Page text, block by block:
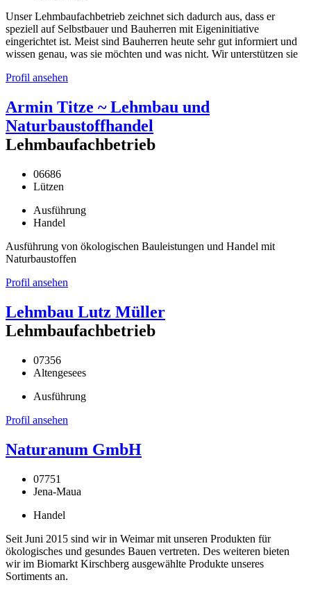
Unser Lehmbaufachbetrieb zeichnet sich dadurch aus, dass er
speziell auf Selbstbauer und Bauherren mit Eigeninitiative
eingerichtet ist. Meist sind Bauherren heute sehr gut informiert und
wissen genau, was sie möchten und was nicht. Wir unterstützen sie
Profil ansehen
Armin Titze ~ Lehmbau und
Naturbaustoffhandel
Lehmbaufachbetrieb
06686
Lützen
Ausführung
Handel
Ausführung von ökologischen Bauleistungen und Handel mit
Naturbaustoffen
Profil ansehen
Lehmbau Lutz Müller
Lehmbaufachbetrieb
07356
Altengesees
Ausführung
Profil ansehen
Naturanum GmbH
07751
Jena-Maua
Handel
Seit Juni 2015 sind wir in Weimar mit unseren Produkten für
ökologisches und gesundes Bauen vertreten. Des weiteren bieten
wir im Biomarkt Kirschberg ausgewählte Produkte unseres
Sortiments an.